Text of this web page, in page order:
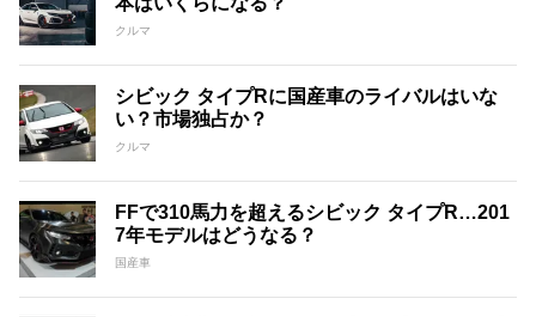
クルマ
シビック タイプRに国産車のライバルはいな
い？市場独占か？
クルマ
FFで310馬力を超えるシビック タイプR…201
7年モデルはどうなる？
国産車